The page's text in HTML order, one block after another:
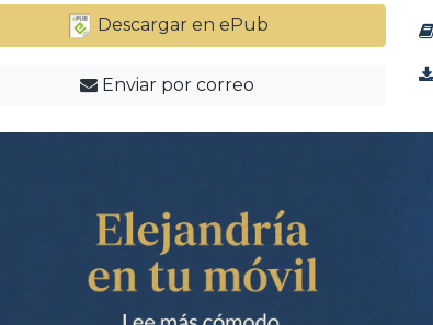
Descargar en ePub
Enviar por correo